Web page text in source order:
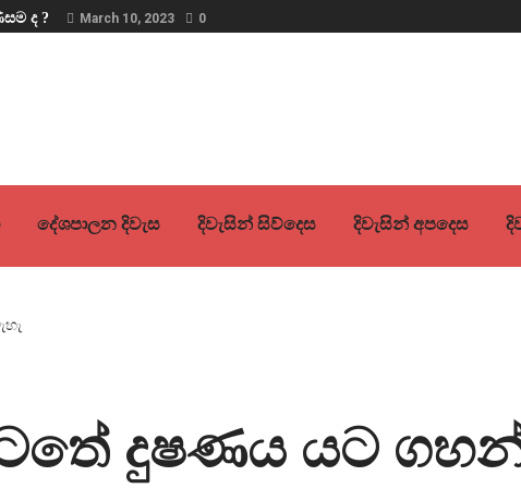
ද ? March 10, 2023 0
දේශපාලන දිවැස දිවැසින් සිව්දෙස දිවැසින් අපදෙස
දුෂණය යට